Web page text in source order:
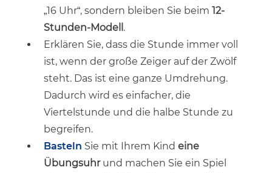
„16 Uhr“, sondern bleiben Sie beim 12-
Stunden-Modell .
Erklären Sie, dass die Stunde immer voll
ist, wenn der große Zeiger auf der Zwölf
steht. Das ist eine ganze Umdrehung.
Dadurch wird es einfacher, die
Viertelstunde und die halbe Stunde zu
begreifen.
Basteln Sie mit Ihrem Kind eine
Übungsuhrund machen Sie ein Spiel